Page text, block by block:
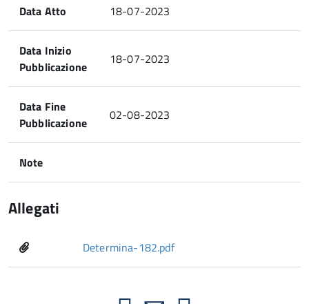
Data Atto 18-07-2023
Data Inizio
Pubblicazione
18-07-2023
Data Fine
Pubblicazione
02-08-2023
Note
Allegati
Determina-182.pdf